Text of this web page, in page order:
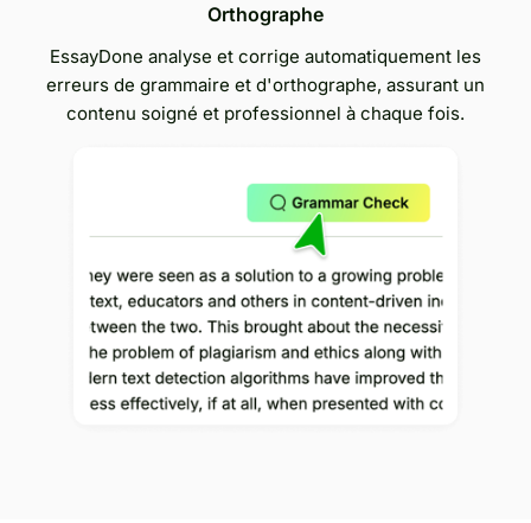
Orthographe
EssayDone analyse et corrige automatiquement les
erreurs de grammaire et d'orthographe, assurant un
contenu soigné et professionnel à chaque fois.